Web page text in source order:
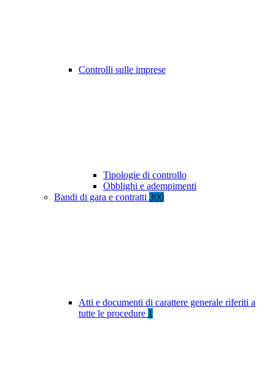
Controlli sulle imprese
Tipologie di controllo
Obblighi e adempimenti
Bandi di gara e contratti 300
Atti e documenti di carattere generale riferiti a
tutte le procedure 1